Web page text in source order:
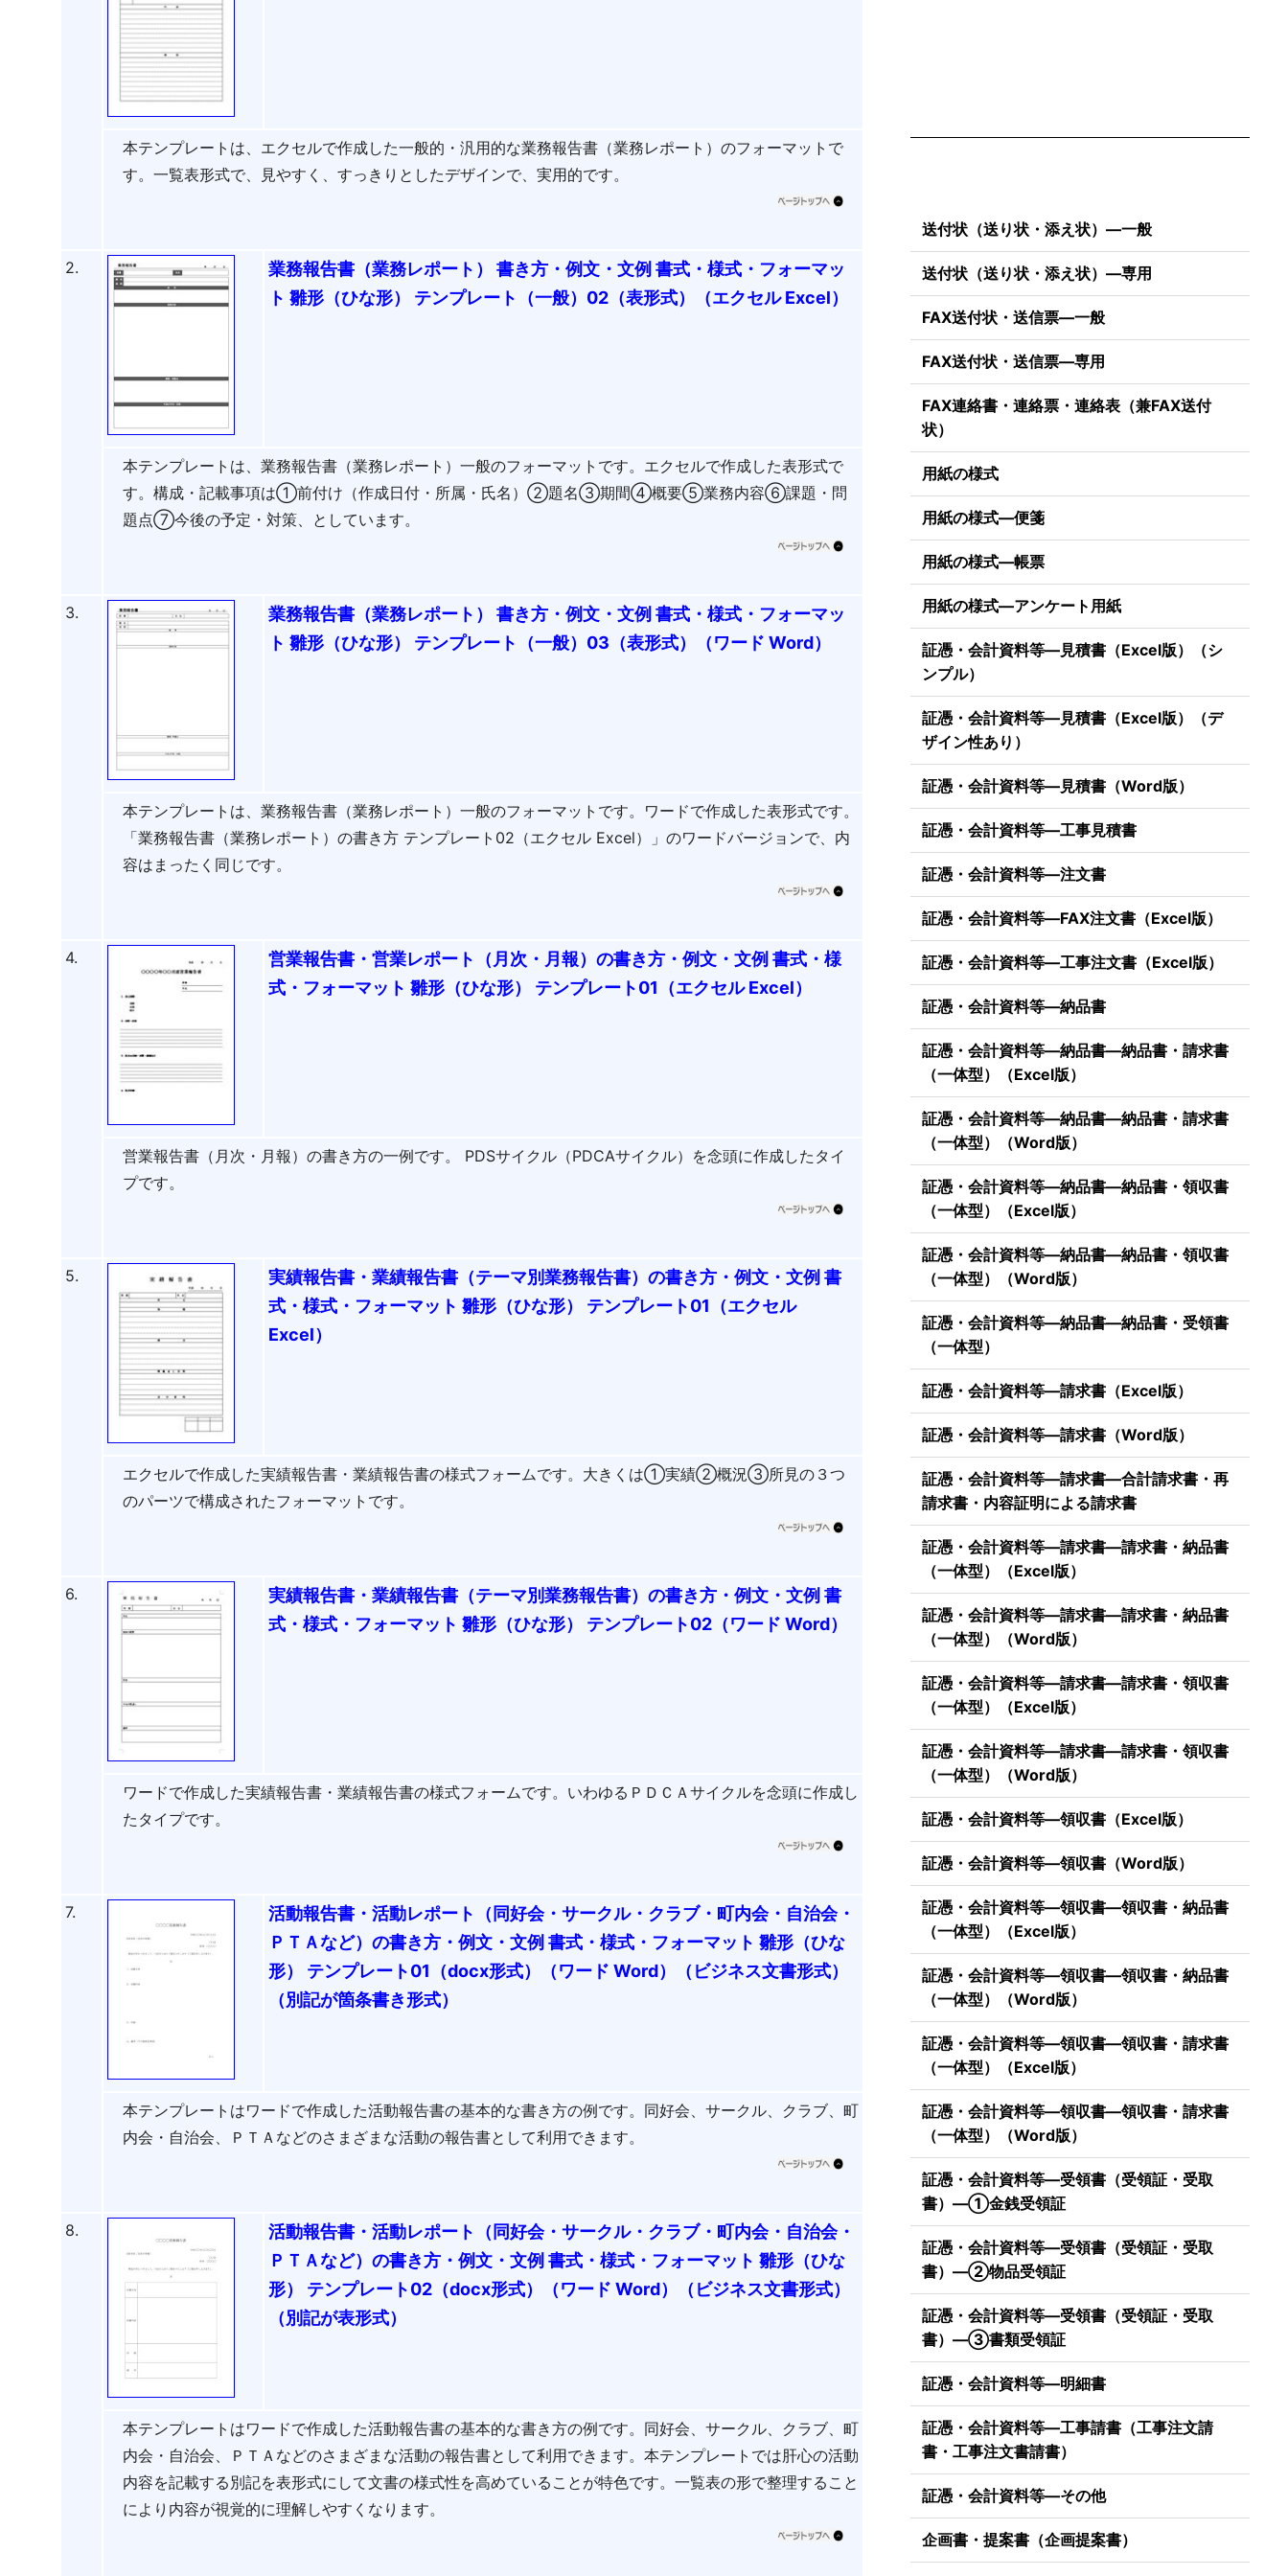
本テンプレートは、エクセルで作成した一般的・汎用的な業務報告書（業務レポート）のフォーマットで
す。一覧表形式で、見やすく、すっきりとしたデザインで、実用的です。
2.
業務報告書（業務レポート） 書き方・例文・文例 書式・様式・フォーマッ
ト 雛形（ひな形） テンプレート（一般）02（表形式）（エクセル Excel）
本テンプレートは、業務報告書（業務レポート）一般のフォーマットです。エクセルで作成した表形式で
す。構成・記載事項は①前付け（作成日付・所属・氏名）②題名③期間④概要⑤業務内容⑥課題・問
題点⑦今後の予定・対策、としています。
3.
業務報告書（業務レポート） 書き方・例文・文例 書式・様式・フォーマッ
ト 雛形（ひな形） テンプレート（一般）03（表形式）（ワード Word）
本テンプレートは、業務報告書（業務レポート）一般のフォーマットです。ワードで作成した表形式です。
「業務報告書（業務レポート）の書き方 テンプレート02（エクセル Excel）」のワードバージョンで、内
容はまったく同じです。
4.
営業報告書・営業レポート（月次・月報）の書き方・例文・文例 書式・様
式・フォーマット 雛形（ひな形） テンプレート01（エクセル Excel）
営業報告書（月次・月報）の書き方の一例です。 PDSサイクル（PDCAサイクル）を念頭に作成したタイ
プです。
5.
実績報告書・業績報告書（テーマ別業務報告書）の書き方・例文・文例 書
式・様式・フォーマット 雛形（ひな形） テンプレート01（エクセル
Excel）
エクセルで作成した実績報告書・業績報告書の様式フォームです。大きくは①実績②概況③所見の３つ
のパーツで構成されたフォーマットです。
6.
実績報告書・業績報告書（テーマ別業務報告書）の書き方・例文・文例 書
式・様式・フォーマット 雛形（ひな形） テンプレート02（ワード Word）
ワードで作成した実績報告書・業績報告書の様式フォームです。いわゆるＰＤＣＡサイクルを念頭に作成し
たタイプです。
7.
活動報告書・活動レポート（同好会・サークル・クラブ・町内会・自治会・
ＰＴＡなど）の書き方・例文・文例 書式・様式・フォーマット 雛形（ひな
形） テンプレート01（docx形式）（ワード Word）（ビジネス文書形式）
（別記が箇条書き形式）
本テンプレートはワードで作成した活動報告書の基本的な書き方の例です。同好会、サークル、クラブ、町
内会・自治会、ＰＴＡなどのさまざまな活動の報告書として利用できます。
8.
活動報告書・活動レポート（同好会・サークル・クラブ・町内会・自治会・
ＰＴＡなど）の書き方・例文・文例 書式・様式・フォーマット 雛形（ひな
形） テンプレート02（docx形式）（ワード Word）（ビジネス文書形式）
（別記が表形式）
本テンプレートはワードで作成した活動報告書の基本的な書き方の例です。同好会、サークル、クラブ、町
内会・自治会、ＰＴＡなどのさまざまな活動の報告書として利用できます。本テンプレートでは肝心の活動
内容を記載する別記を表形式にして文書の様式性を高めていることが特色です。一覧表の形で整理すること
により内容が視覚的に理解しやすくなります。
送付状（送り状・添え状）―一般
送付状（送り状・添え状）―専用
FAX送付状・送信票―一般
FAX送付状・送信票―専用
FAX連絡書・連絡票・連絡表（兼FAX送付
状）
用紙の様式
用紙の様式―便箋
用紙の様式―帳票
用紙の様式―アンケート用紙
証憑・会計資料等―見積書（Excel版）（シ
ンプル）
証憑・会計資料等―見積書（Excel版）（デ
ザイン性あり）
証憑・会計資料等―見積書（Word版）
証憑・会計資料等―工事見積書
証憑・会計資料等―注文書
証憑・会計資料等―FAX注文書（Excel版）
証憑・会計資料等―工事注文書（Excel版）
証憑・会計資料等―納品書
証憑・会計資料等―納品書―納品書・請求書
（一体型）（Excel版）
証憑・会計資料等―納品書―納品書・請求書
（一体型）（Word版）
証憑・会計資料等―納品書―納品書・領収書
（一体型）（Excel版）
証憑・会計資料等―納品書―納品書・領収書
（一体型）（Word版）
証憑・会計資料等―納品書―納品書・受領書
（一体型）
証憑・会計資料等―請求書（Excel版）
証憑・会計資料等―請求書（Word版）
証憑・会計資料等―請求書―合計請求書・再
請求書・内容証明による請求書
証憑・会計資料等―請求書―請求書・納品書
（一体型）（Excel版）
証憑・会計資料等―請求書―請求書・納品書
（一体型）（Word版）
証憑・会計資料等―請求書―請求書・領収書
（一体型）（Excel版）
証憑・会計資料等―請求書―請求書・領収書
（一体型）（Word版）
証憑・会計資料等―領収書（Excel版）
証憑・会計資料等―領収書（Word版）
証憑・会計資料等―領収書―領収書・納品書
（一体型）（Excel版）
証憑・会計資料等―領収書―領収書・納品書
（一体型）（Word版）
証憑・会計資料等―領収書―領収書・請求書
（一体型）（Excel版）
証憑・会計資料等―領収書―領収書・請求書
（一体型）（Word版）
証憑・会計資料等―受領書（受領証・受取
書）―①金銭受領証
証憑・会計資料等―受領書（受領証・受取
書）―②物品受領証
証憑・会計資料等―受領書（受領証・受取
書）―③書類受領証
証憑・会計資料等―明細書
証憑・会計資料等―工事請書（工事注文請
書・工事注文書請書）
証憑・会計資料等―その他
企画書・提案書（企画提案書）